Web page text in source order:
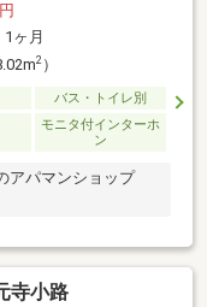
1ヶ月
2）
バス・トイレ別
モニタ付インターホ
ン
アパマンショップ
寺小路